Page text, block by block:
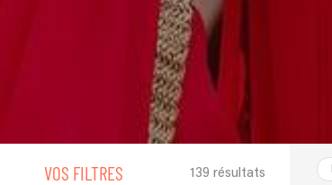
VOS FILTRES 139 résultats